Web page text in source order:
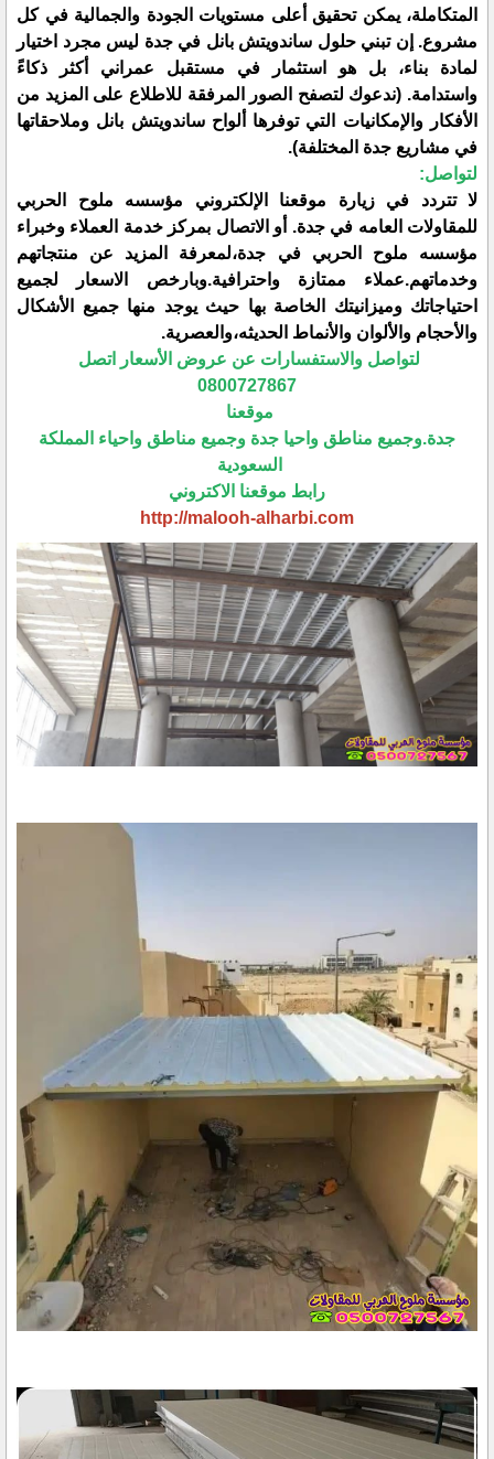
المتكاملة، يمكن تحقيق أعلى مستويات الجودة والجمالية في كل
مشروع. إن تبني حلول ساندويتش بانل في جدة ليس مجرد اختيار
لمادة بناء، بل هو استثمار في مستقبل عمراني أكثر ذكاءً
واستدامة. (ندعوك لتصفح الصور المرفقة للاطلاع على المزيد من
الأفكار والإمكانيات التي توفرها ألواح ساندويتش بانل وملاحقاتها
في مشاريع جدة المختلفة).
لتواصل:
لا تتردد في زيارة موقعنا الإلكتروني مؤسسه ملوح الحربي
للمقاولات العامه في جدة. أو الاتصال بمركز خدمة العملاء وخبراء
مؤسسه ملوح الحربي في جدة،لمعرفة المزيد عن منتجاتهم
وخدماتهم.عملاء ممتازة واحترافية.وبارخص الاسعار لجميع
احتياجاتك وميزانيتك الخاصة بها حيث يوجد منها جميع الأشكال
والأحجام والألوان والأنماط الحديثه،والعصرية.
لتواصل والاستفسارات عن عروض الأسعار اتصل
0800727867
موقعنا
جدة.وجميع مناطق واحيا جدة وجميع مناطق واحياء المملكة
السعودية
رابط موقعنا الاكتروني
http://malooh-alharbi.com